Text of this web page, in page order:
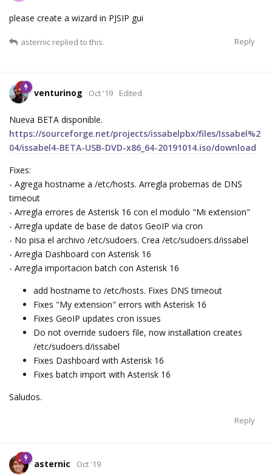
please create a wizard in PJSIP gui
Reply
asternic replied to this.
venturinog Oct '19 Edited
Nueva BETA disponible.
https://sourceforge.net/projects/issabelpbx/files/Issabel%2
04/issabel4-BETA-USB-DVD-x86_64-20191014.iso/download
Fixes:
- Agrega hostname a /etc/hosts. Arregla probemas de DNS
timeout
- Arregla errores de Asterisk 16 con el modulo "Mi extension"
- Arregla update de base de datos GeoIP via cron
- No pisa el archivo /etc/sudoers. Crea /etc/sudoers.d/issabel
- Arregla Dashboard con Asterisk 16
- Arregla importacion batch con Asterisk 16
add hostname to /etc/hosts. Fixes DNS timeout
Fixes "My extension" errors with Asterisk 16
Fixes GeoIP updates cron issues
Do not override sudoers file, now installation creates
/etc/sudoers.d/issabel
Fixes Dashboard with Asterisk 16
Fixes batch import with Asterisk 16
Saludos.
Reply
asternic Oct '19